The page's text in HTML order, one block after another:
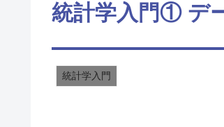
統計学入門① デ
統計学入門